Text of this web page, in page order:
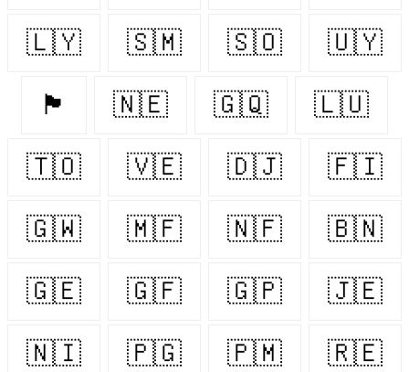
🇱🇾 🇸🇲 🇸🇴 🇺🇾
🏴󠁧󠁢󠁷󠁬󠁳󠁿 🇳🇪 🇬🇶 🇱🇺
🇹🇴 🇻🇪 🇩🇯 🇫🇮
🇬🇼 🇲🇫 🇳🇫 🇧🇳
🇬🇪 🇬🇫 🇬🇵 🇯🇪
🇳🇮 🇵🇬 🇵🇲 🇷🇪